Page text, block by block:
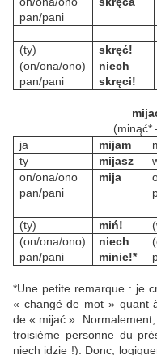
pan/pani
(ty) skręć!
(on/ona/ono)
pan/pani
niech
skręci!
(minąć*
ja
mijam
ty
mijasz
on/ona/ono
pan/pani
mija
(ty) miń!
(on/ona/ono)
pan/pani
niech
minie!*
*Une petite remarque : je
« changé de mot » quant
de « mijać ».
troisième personne du
niech idzie !). Donc,